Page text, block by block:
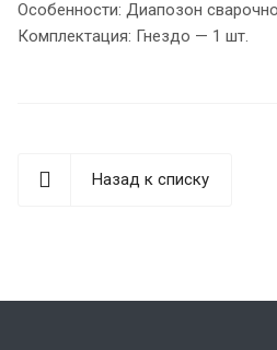
Особенности: Диапозон
Комплектация: Гнездо — 1 шт.
Назад к списку